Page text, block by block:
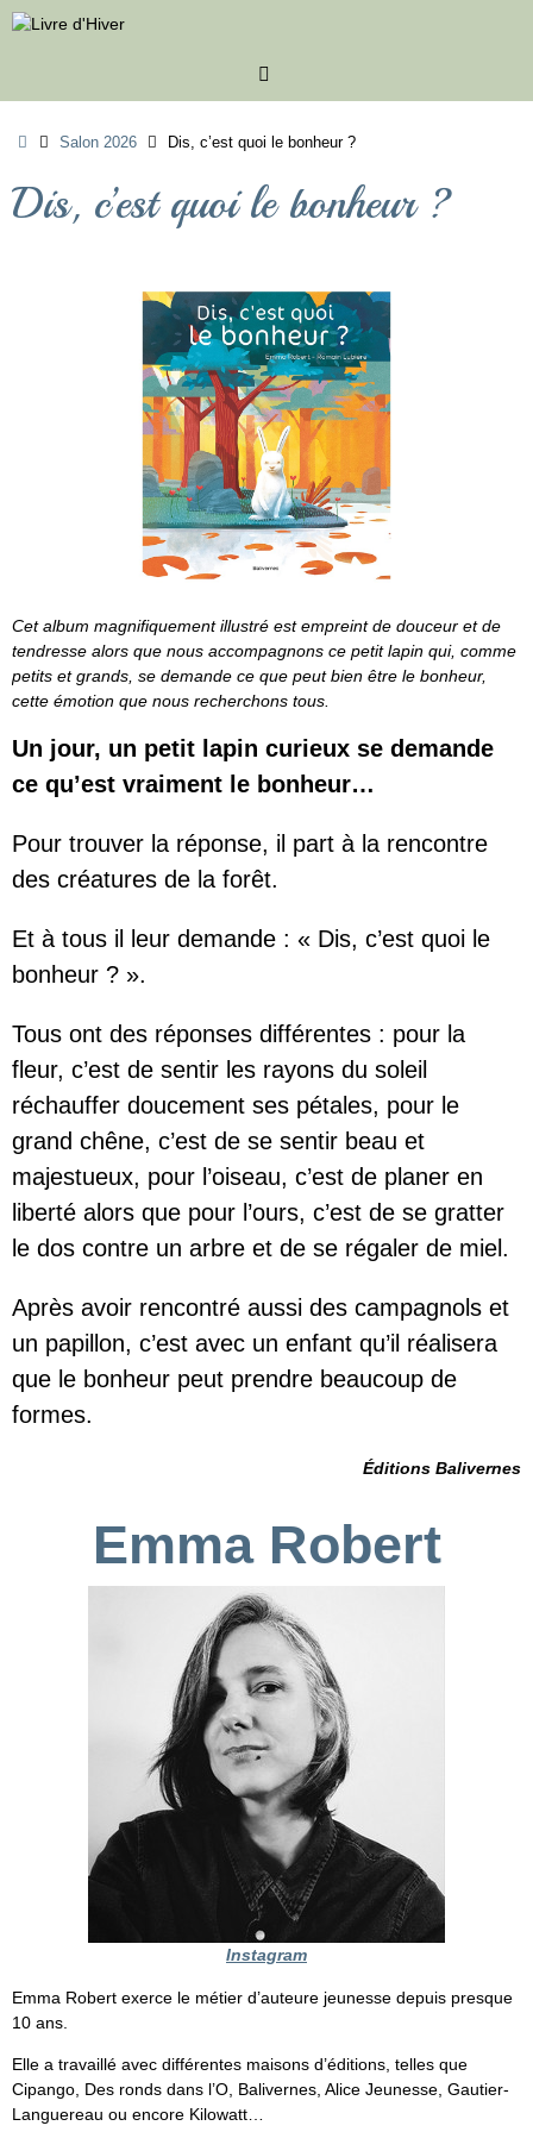
Passer
au
AccueilSalon 2026 Dis, c’est quoi le bonheur ?
Dis, c’est quoi le bonheur ?
Cet album magnifiquement illustré est empreint de douceur et de
tendresse alors que nous accompagnons ce petit lapin qui, comme
petits et grands, se demande ce que peut bien être le bonheur,
cette émotion que nous recherchons tous.
Un jour, un petit lapin curieux se demande
ce qu’est vraiment le bonheur…
Pour trouver la réponse, il part à la rencontre
des créatures de la forêt.
Et à tous il leur demande : « Dis, c’est quoi le
bonheur ? ».
Tous ont des réponses différentes : pour la
fleur, c’est de sentir les rayons du soleil
réchauffer doucement ses pétales, pour le
grand chêne, c’est de se sentir beau et
majestueux, pour l’oiseau, c’est de planer en
liberté alors que pour l’ours, c’est de se gratter
le dos contre un arbre et de se régaler de miel.
Après avoir rencontré aussi des campagnols et
un papillon, c’est avec un enfant qu’il réalisera
que le bonheur peut prendre beaucoup de
formes.
Éditions Balivernes
Emma Robert
Instagram
Emma Robert exerce le métier d’auteure jeunesse depuis presque
10 ans.
Elle a travaillé avec différentes maisons d’éditions, telles que
Cipango, Des ronds dans l’O, Balivernes, Alice Jeunesse, Gautier-
Languereau ou encore Kilowatt…